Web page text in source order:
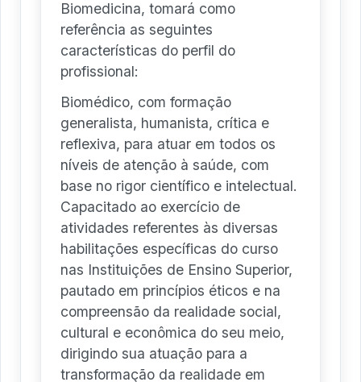
Biomedicina, tomará como
referência as seguintes
características do perfil do
profissional:
Biomédico, com formação
generalista, humanista, crítica e
reflexiva, para atuar em todos os
níveis de atenção à saúde, com
base no rigor científico e intelectual.
Capacitado ao exercício de
atividades referentes às diversas
habilitações específicas do curso
nas Instituições de Ensino Superior,
pautado em princípios éticos e na
compreensão da realidade social,
cultural e econômica do seu meio,
dirigindo sua atuação para a
transformação da realidade em